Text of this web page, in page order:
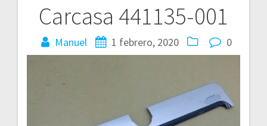
Carcasa 441135-001
Manuel 1 febrero, 2020 0
Navegación
de